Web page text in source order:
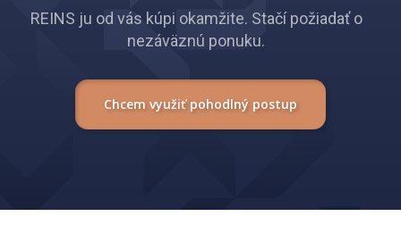
REINS ju od vás kúpi okamžite. Stačí požiadať o
nezáväznú ponuku.
Chcem využiť pohodlný postup